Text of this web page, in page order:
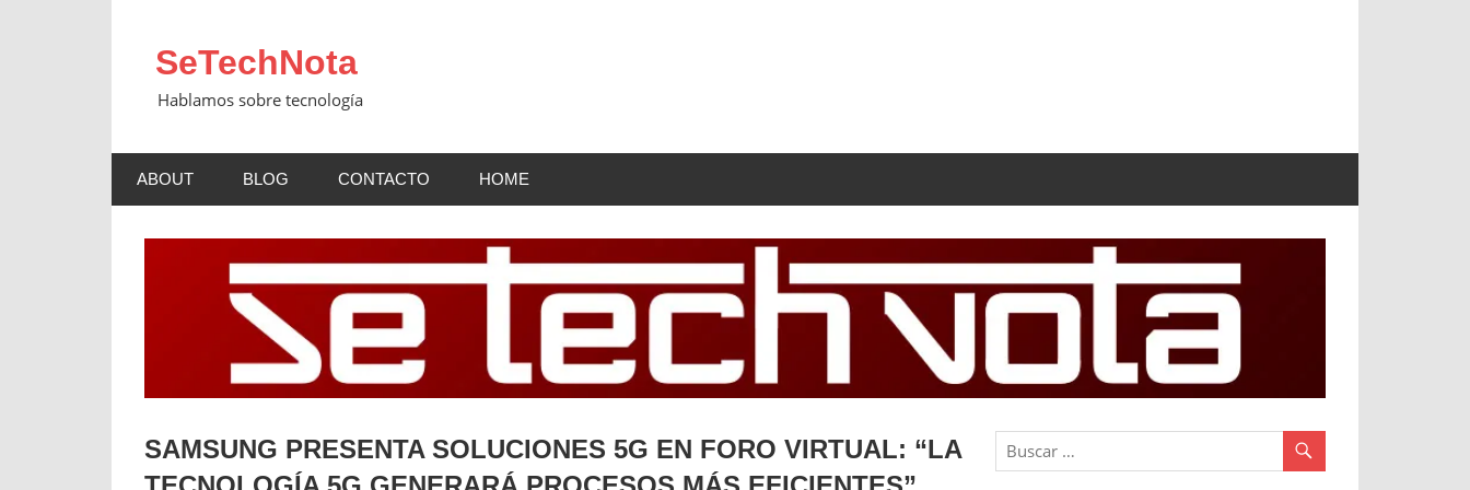
contenidoSeTechNota
Hablamos sobre tecnología
ABOUT BLOG CONTACTO HOME
SAMSUNG PRESENTA SOLUCIONES 5G EN FORO VIRTUAL: “LA